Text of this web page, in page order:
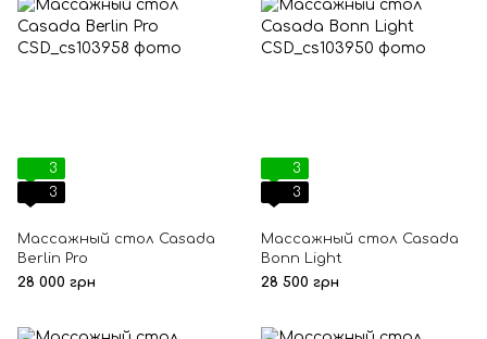
3
3
Массажный стол Casada
Berlin Pro
28 000 грн
3
3
Массажный стол Casada
Bonn Light
28 500 грн